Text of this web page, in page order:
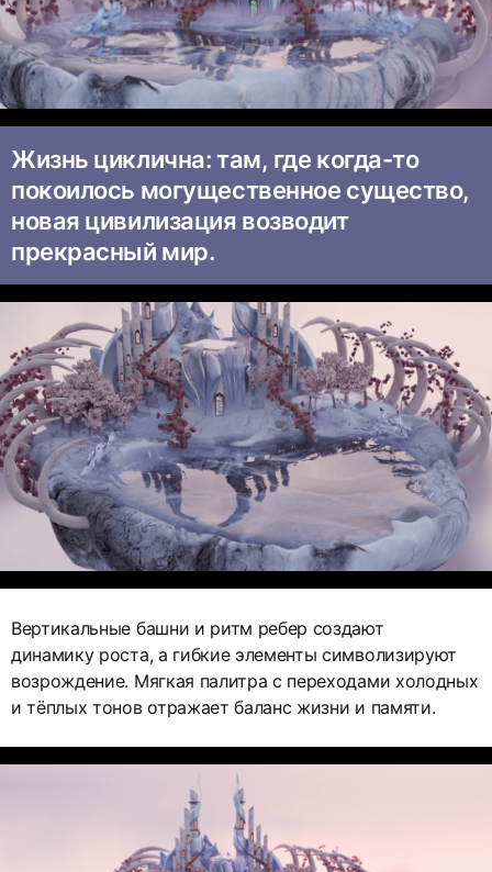
Жизнь циклична: там, где когда-то
покоилось могущественное существо,
новая цивилизация возводит
прекрасный мир.
Вертикальные башни и ритм ребер создают
динамику роста, а гибкие элементы символизируют
возрождение. Мягкая палитра с переходами холодных
и тёплых тонов отражает баланс жизни и памяти.